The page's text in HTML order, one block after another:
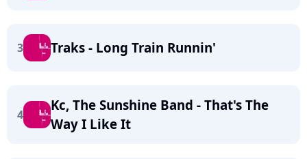
3 Traks - Long Train Runnin'
4
Kc, The Sunshine Band - That's The
Way I Like It